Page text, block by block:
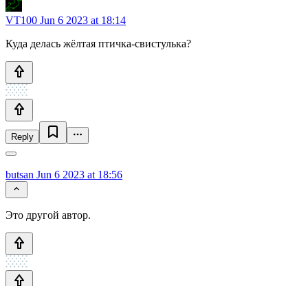
VT100 Jun 6 2023 at 18:14
Куда делась жёлтая птичка-свистулька?
Reply
butsan Jun 6 2023 at 18:56
Это другой автор.